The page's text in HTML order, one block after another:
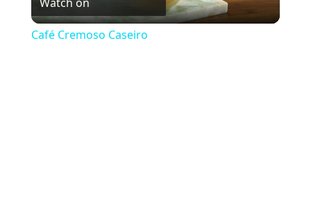
Café Cremoso Caseiro